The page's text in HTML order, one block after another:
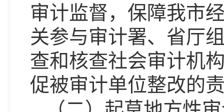
审计监督，保障我市
关参与审计署、省厅
查和核查社会审计机
促被审计单位整改的